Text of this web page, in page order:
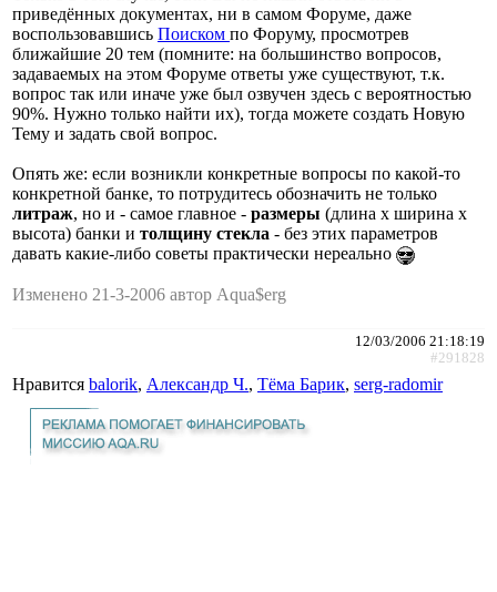
приведённых документах, ни в самом Форуме, даже
воспользовавшись Поиском по Форуму, просмотрев
ближайшие 20 тем (помните: на большинство вопросов,
задаваемых на этом Форуме ответы уже существуют, т.к.
вопрос так или иначе уже был озвучен здесь с вероятностью
90%. Нужно только найти их), тогда можете создать Новую
Тему и задать свой вопрос.
Опять же: если возникли конкретные вопросы по какой-то
конкретной банке, то потрудитесь обозначить не только
литраж, но и - самое главное - размеры (длина х ширина х
высота) банки и толщину стекла - без этих параметров
давать какие-либо советы практически нереально
Изменено 21-3-2006 автор Aqua$erg
12/03/2006 21:18:19
#291828
Нравится balorik, Александр Ч., Тёма Барик, serg-radomir